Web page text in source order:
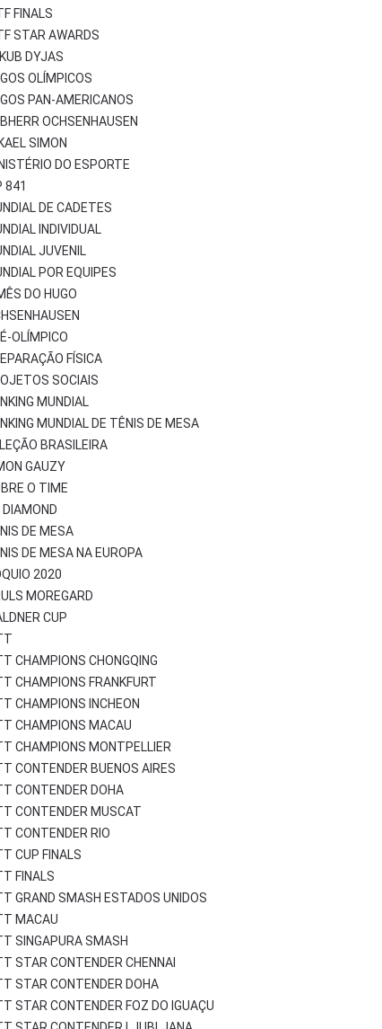
FINALS
STAR AWARDS
DYJAS
OLÍMPICOS
PAN-AMERICANOS
OCHSENHAUSEN
SIMON
DO ESPORTE
841
DE CADETES
INDIVIDUAL
JUVENIL
POR EQUIPES
DO HUGO
OLÍMPICO
FÍSICA
SOCIAIS
MUNDIAL
MUNDIAL DE TÊNIS DE MESA
BRASILEIRA
GAUZY
O TIME
DE MESA
DE MESA NA EUROPA
2020
MOREGARD
CUP
CHAMPIONS CHONGQING
CHAMPIONS FRANKFURT
CHAMPIONS INCHEON
CHAMPIONS MACAU
CHAMPIONS MONTPELLIER
CONTENDER BUENOS AIRES
CONTENDER DOHA
CONTENDER MUSCAT
CONTENDER RIO
CUP FINALS
FINALS
GRAND SMASH ESTADOS UNIDOS
MACAU
SINGAPURA SMASH
STAR CONTENDER CHENNAI
STAR CONTENDER DOHA
STAR CONTENDER FOZ DO IGUAÇU